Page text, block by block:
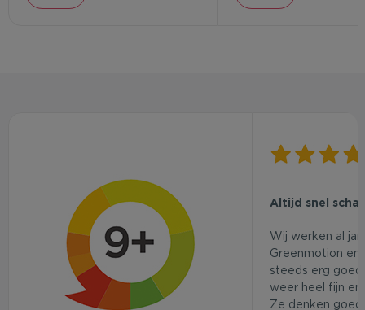
Altijd snel
Wij werken al
Greenmotion en
steeds erg
weer heel fijn en
Ze denken